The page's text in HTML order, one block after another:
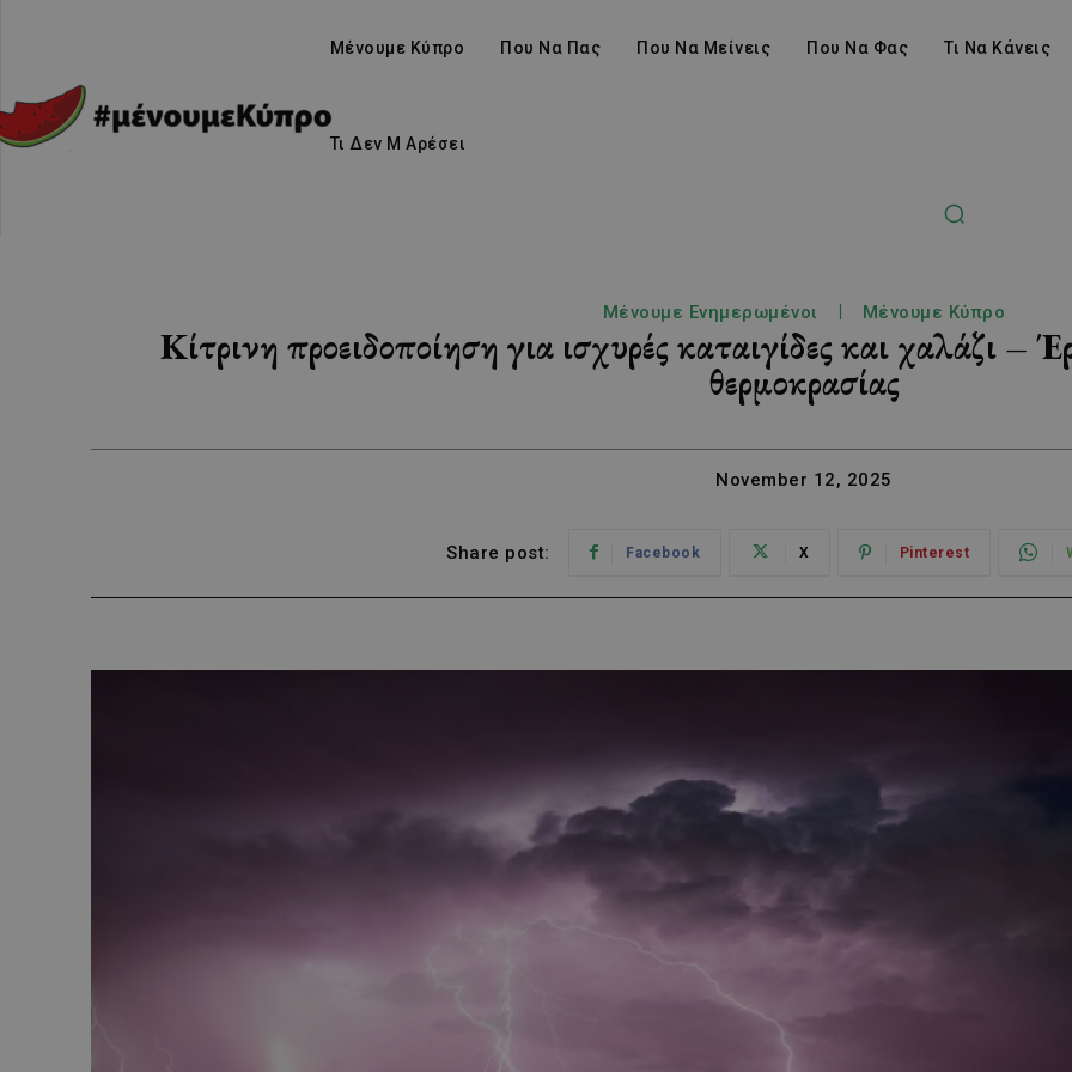
Μένουμε Κύπρο Που Να Πας Που Να Μείνεις Που Να Φας Τι Να Κάνεις
Τι Δεν Μ Αρέσει
Μένουμε Ενημερωμένοι Μένουμε Κύπρο
Κίτρινη προειδοποίηση για ισχυρές καταιγίδες και χαλάζι –
θερμοκρασίας
November 12, 2025
Share post: Facebook X Pinterest